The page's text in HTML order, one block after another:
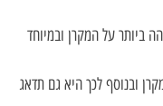
ביותר על המקרן ובמיוחד
ובנוסף לכך היא גם תדאג